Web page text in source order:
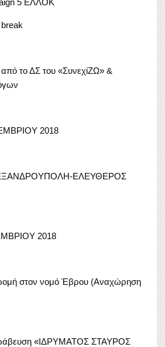
το ΔΣ του «ΣυνεχίΖΩ» &
2018
ΕΛΕΥΘΕΡΟΣ
2018
στον νομό Έβρου (Αναχώρηση
«ΙΔΡΥΜΑΤΟΣ ΣΤΑΥΡΟΣ